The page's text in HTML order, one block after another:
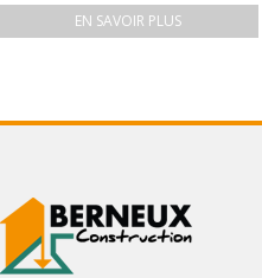
EN SAVOIR PLUS